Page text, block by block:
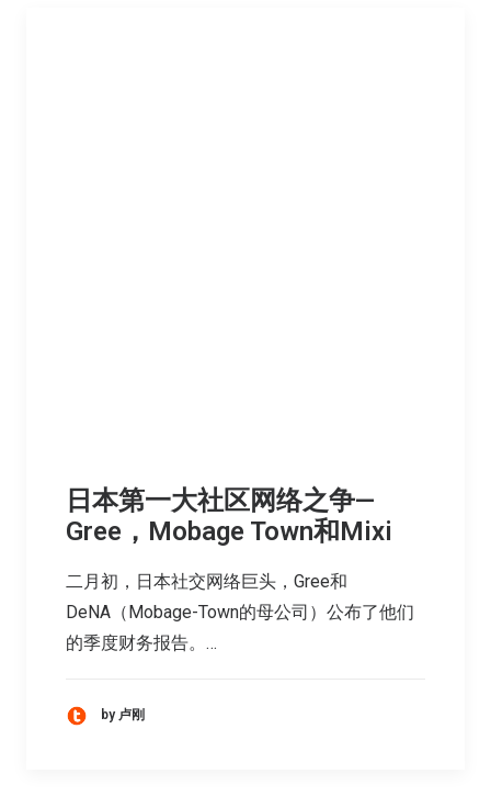
日本第一大社区网络之争—
Gree，Mobage Town和Mixi
二月初，日本社交网络巨头，Gree和
DeNA（Mobage-Town的母公司）公布了他们
的季度财务报告。…
by 卢刚